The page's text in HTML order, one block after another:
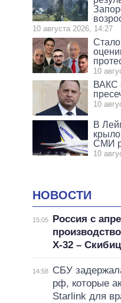
10 августа 2026, 14:27
Стало
10
ВАКС
10
В
СМИ
10
НОВОСТИ
15:05
Россия с
Х-32 –
14:58
СБУ
рф, которые
Starlink для